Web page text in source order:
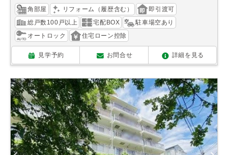
角部屋 リフォーム（履歴含む）
即引渡可
総戸数100戸以上
宅配BOX
駐車場空あり
オートロック
住宅ローン控除
見学予約 お問合せ 詳細を見る